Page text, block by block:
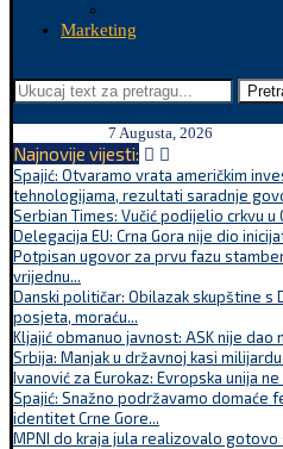
Marketing
7 Augusta, 2026
Najnovije vijesti:
Spajić: Otvaramo vrata američkim
tehnologijama, rezultati saradnje
Serbian Times: Vučić podijelio crkvu u
Delegacija EU: Crna Gora nije dio
Potpisan ugovor za prvu fazu
vrijednu...
Danski političar: Obilazak skupštine s
posjeta, moraću...
Kljajić obmanuo javnost: ASK nije dao
Srbija: Manjak u državnoj kasi
Ivanović za Eurokaz: Evropska unija
Spajić: Snažno podržavamo domaće
identitet Crne Gore...
MPNI do kraja jula realizovalo